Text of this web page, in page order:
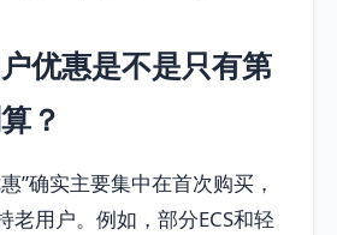
优惠是不是只有第
？
”确实主要集中在首次购买，
老用户。例如，部分ECS和轻